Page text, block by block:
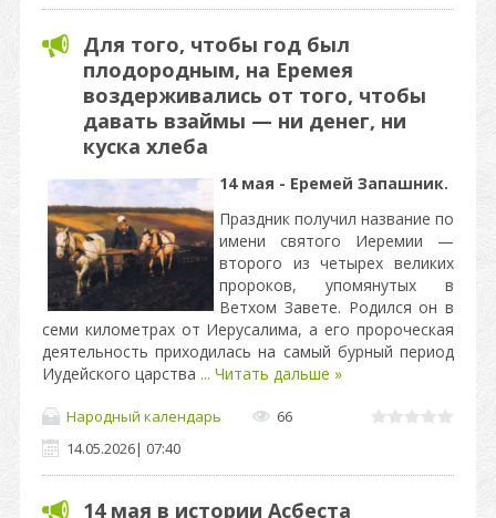
Для того, чтобы год был
плодородным, на Еремея
воздерживались от того, чтобы
давать взаймы — ни денег, ни
куска хлеба
14 мая - Еремей Запашник.
Праздник получил название по
имени святого Иеремии —
второго из четырех великих
пророков, упомянутых в
Ветхом Завете. Родился он в
семи километрах от Иерусалима, а его пророческая
деятельность приходилась на самый бурный период
Иудейского царства ... Читать дальше »
Народный календарь
66
14.05.2026| 07:40
14 мая в истории Асбеста